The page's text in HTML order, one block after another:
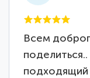
Всем
подходящий